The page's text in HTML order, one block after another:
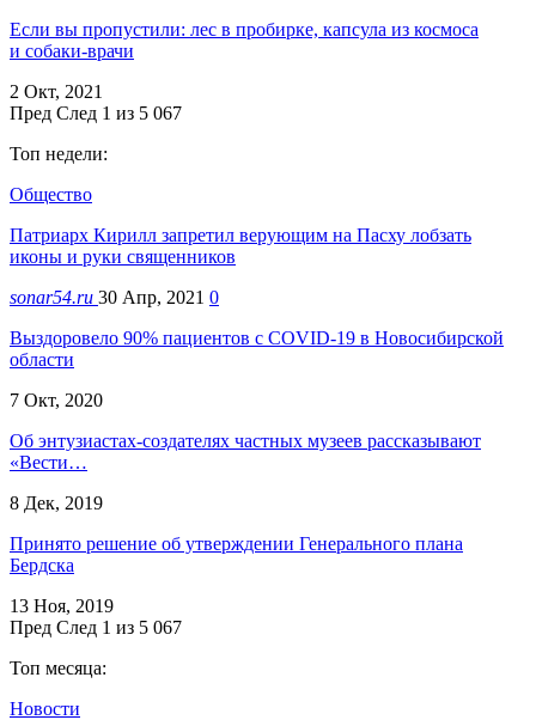
Если вы пропустили: лес в пробирке, капсула из космоса
и собаки-врачи
2 Окт, 2021
Пред След 1 из 5 067
Топ недели:
Общество
Патриарх Кирилл запретил верующим на Пасху лобзать
иконы и руки священников
sonar54.ru 30 Апр, 2021 0
Выздоровело 90% пациентов с COVID-19 в Новосибирской
области
7 Окт, 2020
Об энтузиастах-создателях частных музеев рассказывают
«Вести…
8 Дек, 2019
Принято решение об утверждении Генерального плана
Бердска
13 Ноя, 2019
Пред След 1 из 5 067
Топ месяца:
Новости